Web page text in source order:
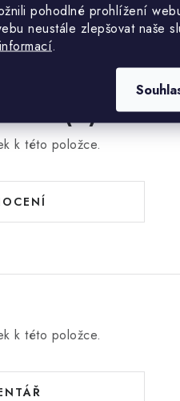
pohodlné prohlížení
neustále zlepšovat naše
.
(0)
k této položce.
k této položce.